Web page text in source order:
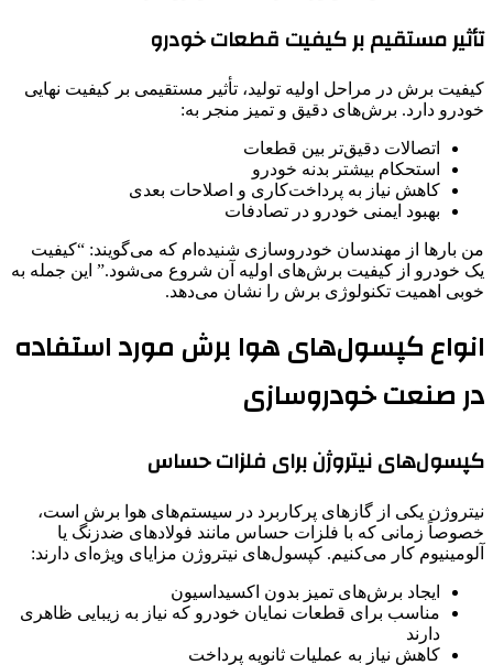
تأثیر مستقیم بر کیفیت قطعات خودرو
کیفیت برش در مراحل اولیه تولید، تأثیر مستقیمی بر کیفیت نهایی
خودرو دارد. برش‌های دقیق و تمیز منجر به:
اتصالات دقیق‌تر بین قطعات
استحکام بیشتر بدنه خودرو
کاهش نیاز به پرداخت‌کاری و اصلاحات بعدی
بهبود ایمنی خودرو در تصادفات
من بارها از مهندسان خودروسازی شنیده‌ام که می‌گویند: “کیفیت
یک خودرو از کیفیت برش‌های اولیه آن شروع می‌شود.” این جمله به
خوبی اهمیت تکنولوژی برش را نشان می‌دهد.
انواع کپسول‌های هوا برش مورد استفاده
در صنعت خودروسازی
کپسول‌های نیتروژن برای فلزات حساس
نیتروژن یکی از گازهای پرکاربرد در سیستم‌های هوا برش است،
خصوصاً زمانی که با فلزات حساس مانند فولادهای ضدزنگ یا
آلومینیوم کار می‌کنیم. کپسول‌های نیتروژن مزایای ویژه‌ای دارند:
ایجاد برش‌های تمیز بدون اکسیداسیون
مناسب برای قطعات نمایان خودرو که نیاز به زیبایی ظاهری
دارند
کاهش نیاز به عملیات ثانویه پرداخت